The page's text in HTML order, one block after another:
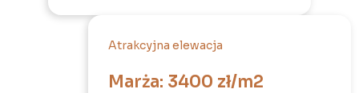
Atrakcyjna elewacja
Marża: 3400 zł/m2